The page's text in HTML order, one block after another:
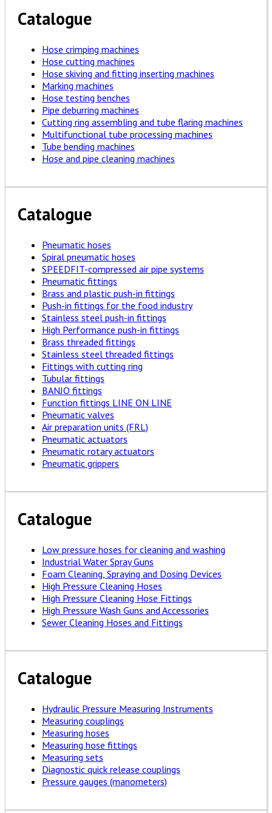
Catalogue
Hose crimping machines
Hose cutting machines
Hose skiving and fitting inserting machines
Marking machines
Hose testing benches
Pipe deburring machines
Cutting ring assembling and tube flaring machines
Multifunctional tube processing machines
Tube bending machines
Hose and pipe cleaning machines
Catalogue
Pneumatic hoses
Spiral pneumatic hoses
SPEEDFIT-compressed air pipe systems
Pneumatic fittings
Brass and plastic push-in fittings
Push-in fittings for the food industry
Stainless steel push-in fittings
High Performance push-in fittings
Brass threaded fittings
Stainless steel threaded fittings
Fittings with cutting ring
Tubular fittings
BANJO fittings
Function fittings LINE ON LINE
Pneumatic valves
Air preparation units (FRL)
Pneumatic actuators
Pneumatic rotary actuators
Pneumatic grippers
Catalogue
Low pressure hoses for cleaning and washing
Industrial Water Spray Guns
Foam Cleaning, Spraying and Dosing Devices
High Pressure Cleaning Hoses
High Pressure Cleaning Hose Fittings
High Pressure Wash Guns and Accessories
Sewer Cleaning Hoses and Fittings
Catalogue
Hydraulic Pressure Measuring Instruments
Measuring couplings
Measuring hoses
Measuring hose fittings
Measuring sets
Diagnostic quick release couplings
Pressure gauges (manometers)